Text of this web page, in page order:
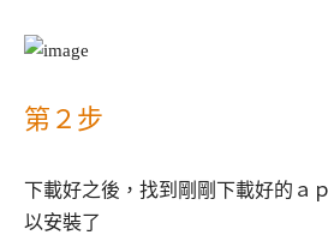
第２步
下載好之後，找到剛剛下載好的ａ
以安裝了